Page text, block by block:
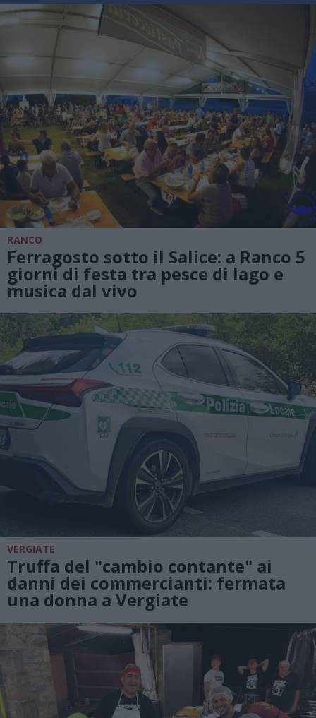
RANCO
Ferragosto sotto il Salice: a Ranco 5
giorni di festa tra pesce di lago e
musica dal vivo
VERGIATE
Truffa del "cambio contante" ai
danni dei commercianti: fermata
una donna a Vergiate